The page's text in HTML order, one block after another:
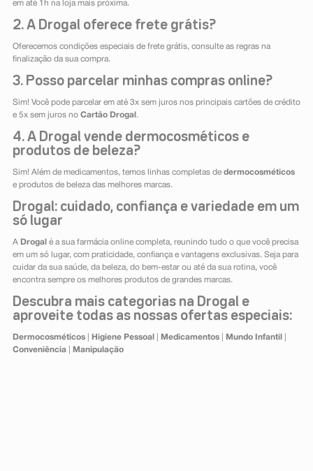
em até 1h na loja mais próxima.
2. A Drogal oferece frete grátis?
Oferecemos condições especiais de frete grátis, consulte as regras na
finalização da sua compra.
3. Posso parcelar minhas compras online?
Sim! Você pode parcelar em até 3x sem juros nos principais cartões de crédito
e 5x sem juros no Cartão Drogal .
4. A Drogal vende dermocosméticos e
produtos de beleza?
Sim! Além de medicamentos, temos linhas completas de dermocosméticos
e produtos de beleza das melhores marcas.
Drogal: cuidado, confiança e variedade em um
só lugar
A Drogal é a sua farmácia online completa, reunindo tudo o que você precisa
em um só lugar, com praticidade, confiança e vantagens exclusivas. Seja para
cuidar da sua saúde, da beleza, do bem-estar ou até da sua rotina, você
encontra sempre os melhores produtos de grandes marcas.
Descubra mais categorias na Drogal e
aproveite todas as nossas ofertas especiais:
Dermocosméticos| Higiene Pessoal Medicamentos| Mundo Infantil
Conveniência| Manipulação